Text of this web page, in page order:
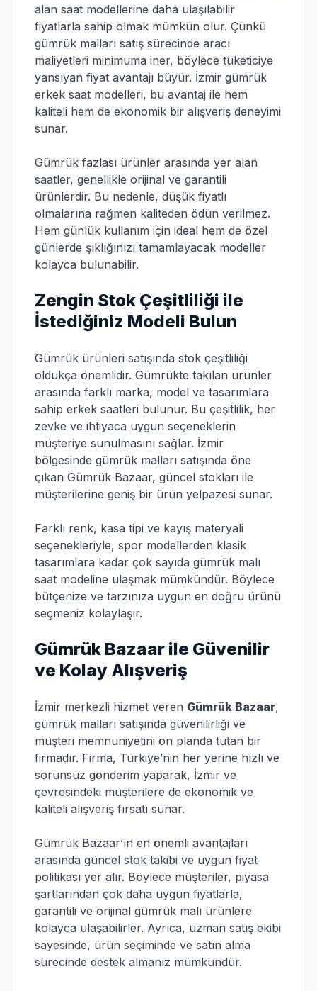
alan saat modellerine daha ulaşılabilir
fiyatlarla sahip olmak mümkün olur. Çünkü
gümrük malları satış sürecinde aracı
maliyetleri minimuma iner, böylece tüketiciye
yansıyan fiyat avantajı büyür. İzmir gümrük
erkek saat modelleri, bu avantaj ile hem
kaliteli hem de ekonomik bir alışveriş deneyimi
sunar.
Gümrük fazlası ürünler arasında yer alan
saatler, genellikle orijinal ve garantili
ürünlerdir. Bu nedenle, düşük fiyatlı
olmalarına rağmen kaliteden ödün verilmez.
Hem günlük kullanım için ideal hem de özel
günlerde şıklığınızı tamamlayacak modeller
kolayca bulunabilir.
Zengin Stok Çeşitliliği ile
İstediğiniz Modeli Bulun
Gümrük ürünleri satışında stok çeşitliliği
oldukça önemlidir. Gümrükte takılan ürünler
arasında farklı marka, model ve tasarımlara
sahip erkek saatleri bulunur. Bu çeşitlilik, her
zevke ve ihtiyaca uygun seçeneklerin
müşteriye sunulmasını sağlar. İzmir
bölgesinde gümrük malları satışında öne
çıkan Gümrük Bazaar, güncel stokları ile
müşterilerine geniş bir ürün yelpazesi sunar.
Farklı renk, kasa tipi ve kayış materyali
seçenekleriyle, spor modellerden klasik
tasarımlara kadar çok sayıda gümrük malı
saat modeline ulaşmak mümkündür. Böylece
bütçenize ve tarzınıza uygun en doğru ürünü
seçmeniz kolaylaşır.
Gümrük Bazaar ile Güvenilir
ve Kolay Alışveriş
İzmir merkezli hizmet veren Gümrük Bazaar,
gümrük malları satışında güvenilirliği ve
müşteri memnuniyetini ön planda tutan bir
firmadır. Firma, Türkiye’nin her yerine hızlı ve
sorunsuz gönderim yaparak, İzmir ve
çevresindeki müşterilere de ekonomik ve
kaliteli alışveriş fırsatı sunar.
Gümrük Bazaar’ın en önemli avantajları
arasında güncel stok takibi ve uygun fiyat
politikası yer alır. Böylece müşteriler, piyasa
şartlarından çok daha uygun fiyatlarla,
garantili ve orijinal gümrük malı ürünlere
kolayca ulaşabilirler. Ayrıca, uzman satış ekibi
sayesinde, ürün seçiminde ve satın alma
sürecinde destek almanız mümkündür.